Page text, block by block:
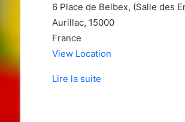
6 Place de Belbex (Salle des
Aurillac, 15000
France
View Location
Lire la suite